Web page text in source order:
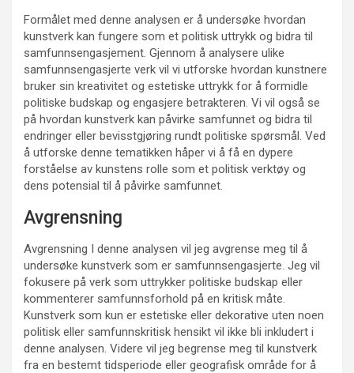
Formålet med denne analysen er å undersøke hvordan
kunstverk kan fungere som et politisk uttrykk og bidra til
samfunnsengasjement. Gjennom å analysere ulike
samfunnsengasjerte verk vil vi utforske hvordan kunstnere
bruker sin kreativitet og estetiske uttrykk for å formidle
politiske budskap og engasjere betrakteren. Vi vil også se
på hvordan kunstverk kan påvirke samfunnet og bidra til
endringer eller bevisstgjøring rundt politiske spørsmål. Ved
å utforske denne tematikken håper vi å få en dypere
forståelse av kunstens rolle som et politisk verktøy og
dens potensial til å påvirke samfunnet.
Avgrensning
Avgrensning I denne analysen vil jeg avgrense meg til å
undersøke kunstverk som er samfunnsengasjerte. Jeg vil
fokusere på verk som uttrykker politiske budskap eller
kommenterer samfunnsforhold på en kritisk måte.
Kunstverk som kun er estetiske eller dekorative uten noen
politisk eller samfunnskritisk hensikt vil ikke bli inkludert i
denne analysen. Videre vil jeg begrense meg til kunstverk
fra en bestemt tidsperiode eller geografisk område for å